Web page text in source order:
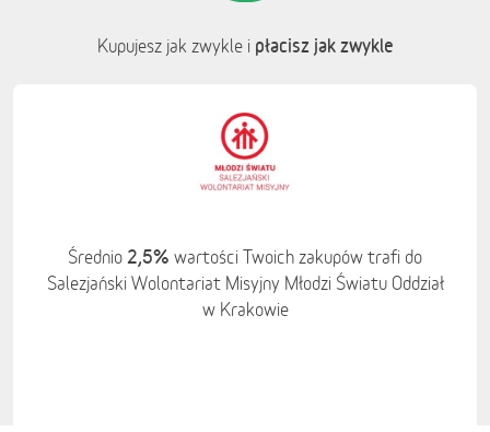
Kupujesz jak zwykle i płacisz jak zwykle
Średnio 2,5% wartości Twoich zakupów trafi do
Salezjański Wolontariat Misyjny Młodzi Światu Oddział
w Krakowie